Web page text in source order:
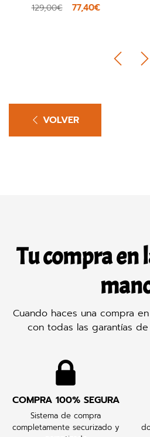
129,00€ 77,40€
VOLVER
Tu compra en
Cuando haces una compra
con todas las garantías
COMPRA 100% SEGURA
Sistema de compra
completamente securizado y